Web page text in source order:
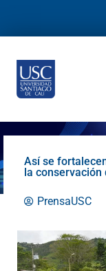
Así se
la conservación
PrensaUSC